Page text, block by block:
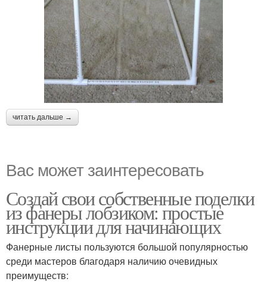
читать дальше →
Вас может заинтересовать
Создай свои собственные поделки
из фанеры лобзиком: простые
инструкции для начинающих
Фанерные листы пользуются большой популярностью
среди мастеров благодаря наличию очевидных
преимуществ: